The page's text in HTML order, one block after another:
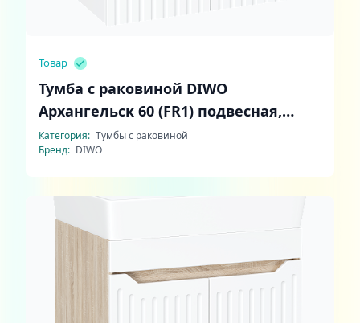
Товар
Тумба с раковиной DIWO
Архангельск 60 (FR1) подвесная,
белая
Категория: Тумбы с раковиной
Бренд: DIWO